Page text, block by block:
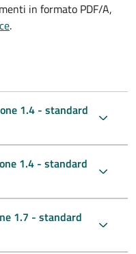
in formato PDF/A,
.
1.4 - standard
1.4 - standard
1.7 - standard